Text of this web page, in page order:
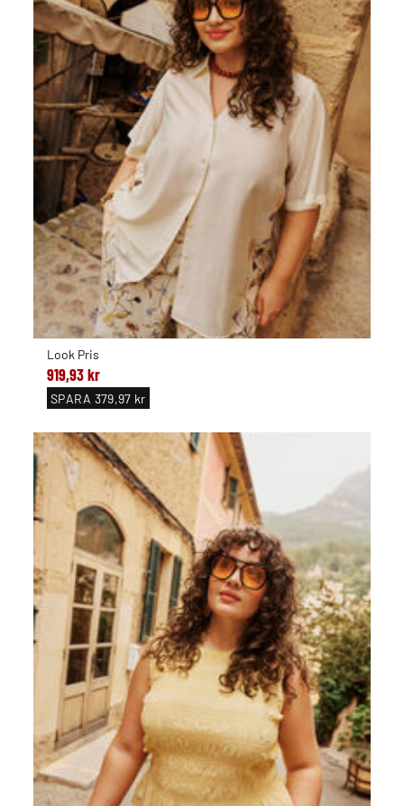
Look Pris
919,93 kr
SPARA 379,97 kr